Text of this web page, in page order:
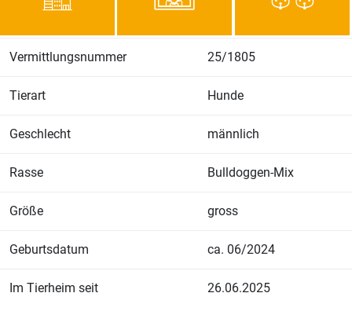
Vermittlungsnummer 25/1805
Tierart Hunde
Geschlecht männlich
Rasse Bulldoggen-Mix
Größe gross
Geburtsdatum ca. 06/2024
Im Tierheim seit 26.06.2025